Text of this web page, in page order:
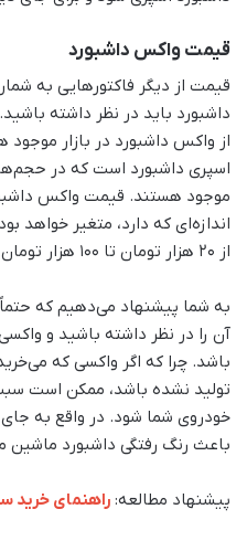
قیمت واکس داشبورد
قیمت از دیگر فاکتورهایی به
داشبورد باید در نظر داشته
از واکس داشبورد در بازار
اسپری داشبورد است که در
موجود هستند. قیمت واکس
اندازه‌ای که دارد، متغیر
از 20 هزار تومان تا 100 هزار تومان است.
به شما پیشنهاد می‌دهیم که
آن را در نظر داشته باشید و
باشد. چرا که اگر واکسی که
تولید نشده باشد، ممکن است
خودروی شما شود. در واقع ‌به
باعث رنگ رفتگی داشبورد ماشین
پیشنهاد مطالعه: راهنمای خرید